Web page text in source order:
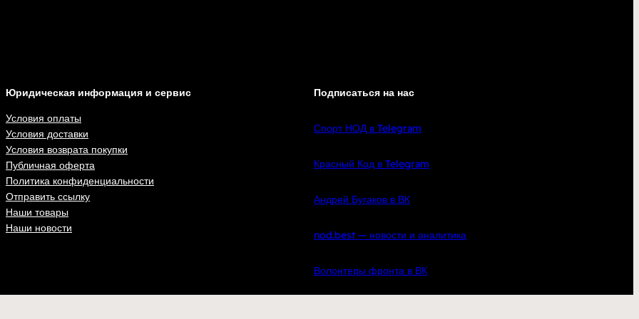
Юридическая информация и сервис
Условия оплаты
Условия доставки
Условия возврата покупки
Публичная оферта
Политика конфиденциальности
Отправить ссылку
Наши товары
Наши новости
Подписаться на нас
Спорт НОД в Telegram
Красный Код в Telegram
Андрей Бугаков в ВК
nod.best — новости и аналитика
Волонтеры фронта в ВК